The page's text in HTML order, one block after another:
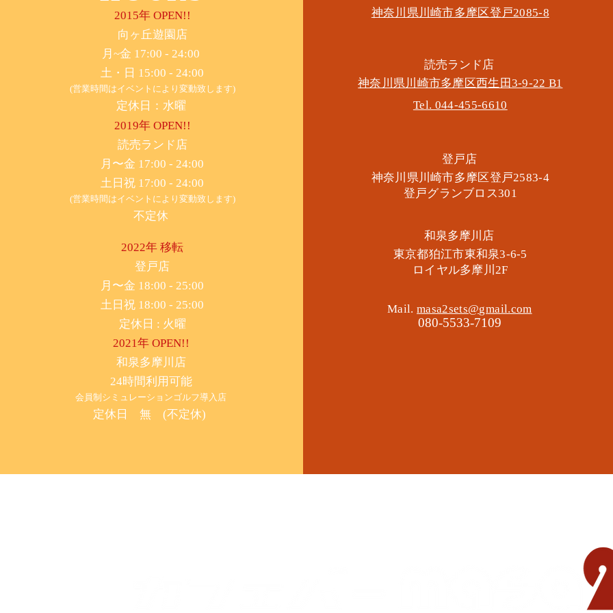
2015年 OPEN!!
​向ヶ丘遊園店
月~金 17:00 - 24:00
土・日 15:00 - 24:00
(営業時間はイベントにより変動致します)
定休日：水曜
2019年 OPEN!!
​読売ランド店
月〜金 17:00 - 24:00
土日祝 17:00 - 24:00
(営業時間はイベントにより変動致します)
不定休
2022年 移転
​登戸店
月〜金 18:00 - 25:00
土日祝 18:00 - 25:00
​定休日 : 火曜
2021年 OPEN!!
​和泉多摩川店
24時間利用可能
​会員制シミュレーションゴルフ導入店
定休日 無 (不定休)
神奈川県川崎市多摩区​登戸2085-8
​読売ランド店
神奈川県川崎市多摩区​西生田3-9-22 B1
Tel. 044-455-6610
​登戸店
神奈川県川崎市多摩区​登戸2583-4
​登戸グランブロス301
​和泉多摩川店
東京都狛江市東和泉3-6-5
​ロイヤル多摩川2F
Mail.masa2sets@gmail.com
080-5533-7109